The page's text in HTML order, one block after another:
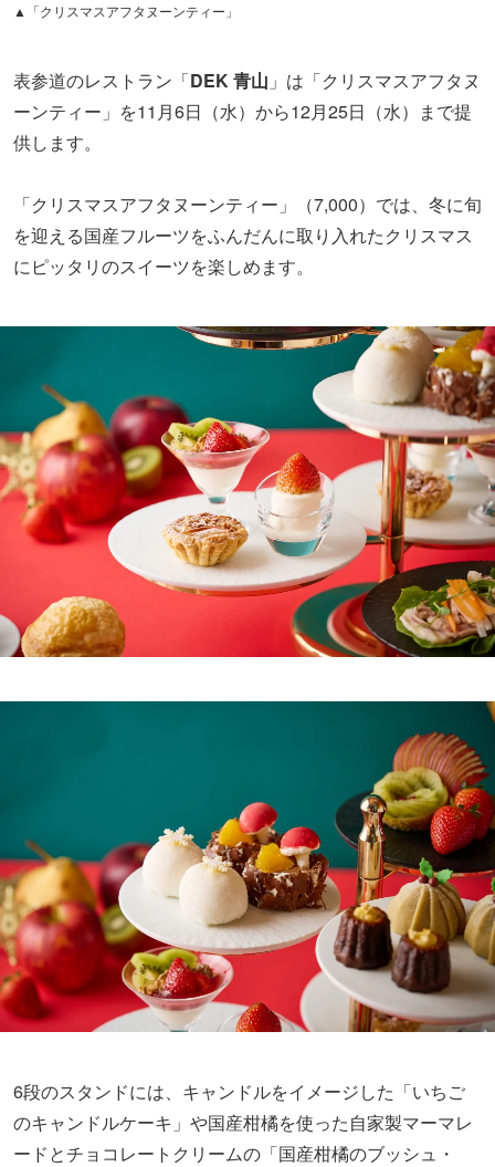
▲「クリスマスアフタヌーンティー」
表参道のレストラン「DEK 青山 」は「クリスマスアフタヌ
ーンティー」を11月6日（水）から12月25日（水）まで提
供します。
「クリスマスアフタヌーンティー」（7,000）では、冬に旬
を迎える国産フルーツをふんだんに取り入れたクリスマス
にピッタリのスイーツを楽しめます。
6段のスタンドには、キャンドルをイメージした「いちご
のキャンドルケーキ」や国産柑橘を使った自家製マーマレ
ードとチョコレートクリームの「国産柑橘のブッシュ・